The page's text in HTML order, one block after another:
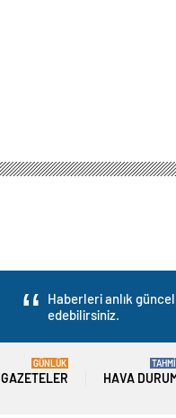
Haberleri anlık
edebilirsiniz.
GAZETELER
GÜNLÜK
HAVA